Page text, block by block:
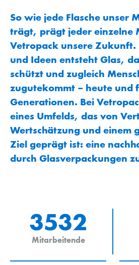
So wie jede Flasche unser
trägt, prägt jeder einzelne
Vetropack unsere Zukunft.
und Ideen entsteht Glas,
schützt und zugleich
zugutekommt – heute und
Generationen. Bei
eines Umfelds, das von
Wertschätzung und einem
Ziel geprägt ist: eine
durch Glasverpackungen
3532
Mitarbeitende